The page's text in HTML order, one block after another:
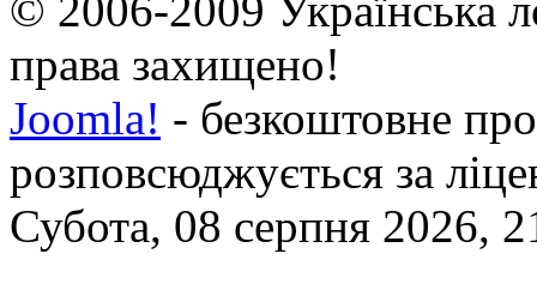
© 2006-2009 Українська
права захищено!
Joomla! - безкоштовне
розповсюджується за
Субота, 08 серпня 2026,